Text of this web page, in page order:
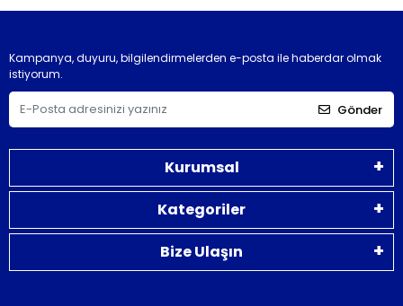
Kampanya, duyuru, bilgilendirmelerden e-posta ile haberdar olmak
istiyorum.
Gönder
Kurumsal
Kategoriler
Bize Ulaşın